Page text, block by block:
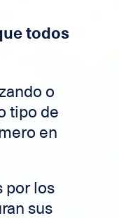
todos
o
tipo de
en
por los
sus